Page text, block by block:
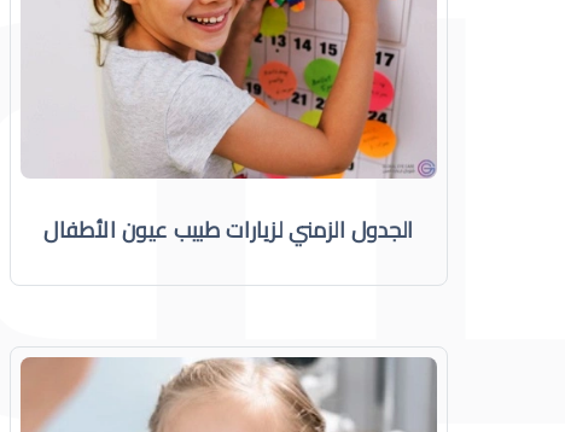
الجدول الزمني لزيارات طبيب عيون الأطفال